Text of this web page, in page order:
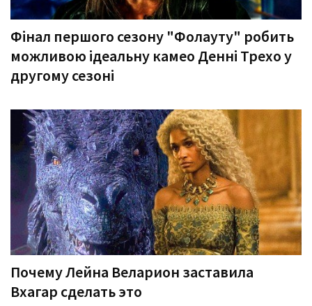
Фінал першого сезону "Фолауту" робить
можливою ідеальну камео Денні Трехо у
другому сезоні
Почему Лейна Веларион заставила
Вхагар сделать это